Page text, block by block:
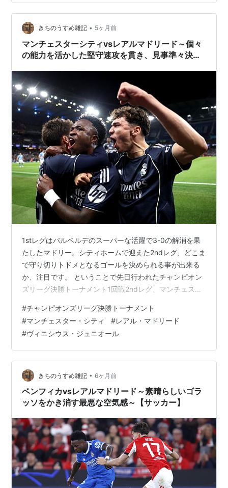
ズラウィがイバニェスを躱しマイナスのクロスを送り、
エル・アイナウィが合わせる等次々…
きちのうすめ雑記 • 5ヶ月前
マンチェスターシティvsレアルマドリード～個々
の能力を活かした堅守速攻を貫き、見事準々決勝
1stレグはバルベルデのスーパーな活躍で3-0の解消を果
たしたマドリー。シティホームで迎えた2ndレグ、どこま
で守り切りトドメとなるゴールを決められる事が出来る
か、注目です。 ということで先日行われたチャンピオン
ズリーグ決勝トーナメント1回戦2ndレグ、マンチェスタ
1stレグはコチラ↓↓ kichitan.hatenablog.com ハイライ
トはコチラ↓↓ www.youtube.com 両チームのスタメン
＆結果 前半 シティは守備4-4-1-1の4-3-3、対するマド
リーは4-4-2を採用していました。 試合は開始早々ヴ
ィ…
#チャンピオンズリーグ決勝トーナメント
#マンチェスター・シティ #レアル・マドリード
#ヴィニシウス・ジュニオール
きちのうすめ雑記 • 6ヶ月前
ベンフィカvsレアルマドリード～素晴らしいゴラ
ッソをかき消す最悪な空気感～【サッカー】